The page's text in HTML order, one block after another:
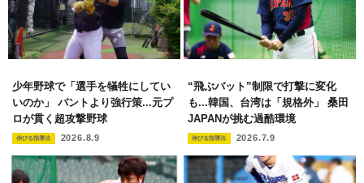
少年野球で「選手を犠牲にしてい
いのか」 バントより強行策...元プ
ロが貫く超攻撃野球
伸びる指導法 2026.8.9
“飛ぶバット”制限で打撃に変化
も...韓国、台湾は「規格外」 桑田
JAPANが挑む過酷環境
伸びる指導法 2026.7.9